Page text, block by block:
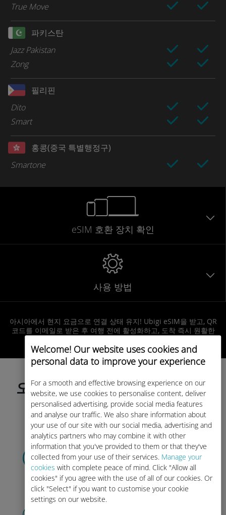
Welcome! Our website uses cookies and
personal data to improve your experience
For a smooth and effective browsing experience on our
website, we use cookies to personalise content, deliver
personalised advertising, provide social media features
and analyse our traffic. We also share information about
your use of our site with our social media, advertising and
analytics partners who may combine it with other
information that you've provided to them or that they've
collected from your use of their services. Manage your
cookies with complete peace of mind. Click "Allow all
cookies" if you agree with the use of all of our cookies. Or
click "Select" if you want to customise your cookie
settings on our website.
True Move
파키스탄
Jazz Pakistan
Zong
필리핀
Dito
Smart
홍콩(중국 특별행정구)
Smartone
eSIM 호환 장치 확인
사용 방법
아시아에서 현지 요금으로 연결 상태 유지! Ubigi eSIM을 받고, QR
코드를 이메일로 받은 후 여행 전에 활성화하고, 도착 즉시 원활한
오늘 데이터 요금제를 선택하고
여행 전에 활성화하세요!
데이터 요금제 선택
하고 이메일을 통해QR 코드로 받아
보세요.빨리!
QR 코드 스캔